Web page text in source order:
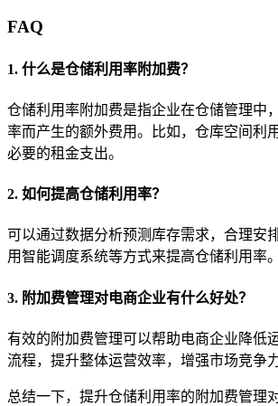
FAQ
1. 什么是仓储利用率附加费？
仓储利用率附加费是指企业在仓储管理中
率而产生的额外费用。比如，仓库空间利
必要的租金支出。
2. 如何提高仓储利用率？
可以通过数据分析预测库存需求，合理安
用智能调度系统等方式来提高仓储利用率。
3. 附加费管理对电商企业有什么好处？
有效的附加费管理可以帮助电商企业降低
流程，提升整体运营效率，增强市场竞争力
总结一下，提升仓储利用率的附加费管理